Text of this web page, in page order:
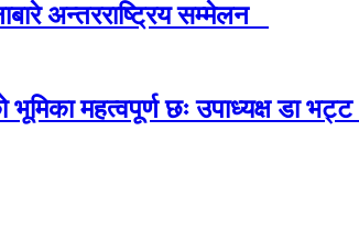
अन्तरराष्ट्रिय सम्मेलन
भूमिका महत्वपूर्ण छः उपाध्यक्ष डा भट्ट